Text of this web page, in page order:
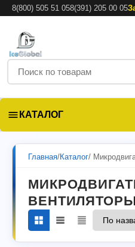
8(800) 505 51 058(391) 205 00 05
КАТАЛОГ
Главная/Каталог/
ВЕНТИЛЯТОРЫ